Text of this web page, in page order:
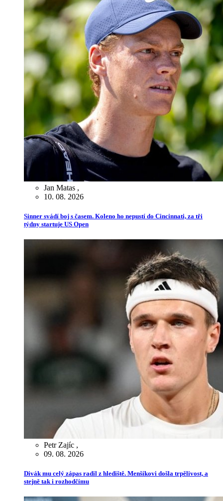
Jan Matas ,
10. 08. 2026
Sinner svádí boj s časem. Koleno ho nepustí do Cincinnati, za tři
týdny startuje US Open
Petr Zajíc ,
09. 08. 2026
Divák mu celý zápas radil z hlediště. Menšíkovi došla trpělivost, a
stejně tak i rozhodčímu